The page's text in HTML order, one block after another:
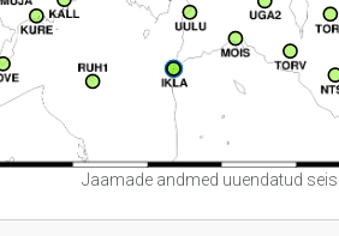
Jaamade andmed uuendatud